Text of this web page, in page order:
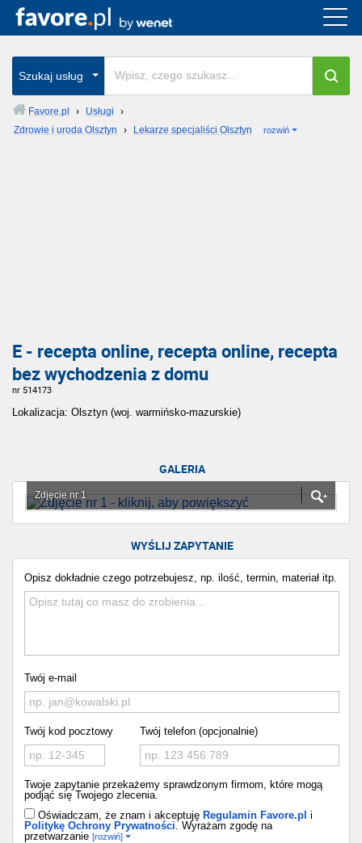
Szukaj usług
Favore.pl › Usługi
›
Zdrowie i uroda Olsztyn
› Lekarze specjaliści Olsztyn rozwiń
E - recepta online, recepta online, recepta
bez wychodzenia z domu
nr 514173
Lokalizacja: Olsztyn (woj. warmińsko-mazurskie)
GALERIA
Zdjęcie nr 1
WYŚLIJ ZAPYTANIE
Opisz dokładnie czego potrzebujesz, np. ilość, termin, materiał itp.
Twój e-mail
Twój kod pocztowy Twój telefon (opcjonalnie)
Twoje zapytanie przekażemy sprawdzonym firmom, które mogą
podjąć się Twojego zlecenia.
Oświadczam, że znam i akceptuję Regulamin Favore.pl i
Politykę Ochrony Prywatności . Wyrażam zgodę na
przetwarzanie [rozwiń]